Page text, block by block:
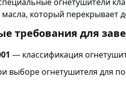
который перекрывает
требования для
— классификация
выборе огнетушителя для